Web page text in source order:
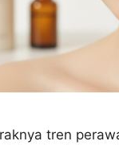
tren